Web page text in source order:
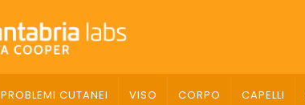
PROBLEMI CUTANEI VISO CORPO CAPELLI